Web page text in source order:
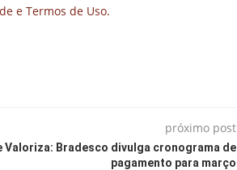
e Termos de Uso.
próximo post
Valoriza: Bradesco divulga cronograma de
pagamento para março